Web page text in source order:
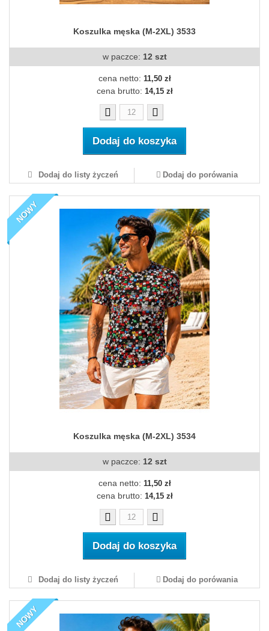
Koszulka męska (M-2XL) 3533
w paczce: 12 szt
cena netto: 11,50 zł
cena brutto: 14,15 zł
Dodaj do koszyka
Dodaj do listy życzeń Dodaj do porówania
NOWY
Koszulka męska (M-2XL) 3534
w paczce: 12 szt
cena netto: 11,50 zł
cena brutto: 14,15 zł
Dodaj do koszyka
Dodaj do listy życzeń Dodaj do porówania
NOWY